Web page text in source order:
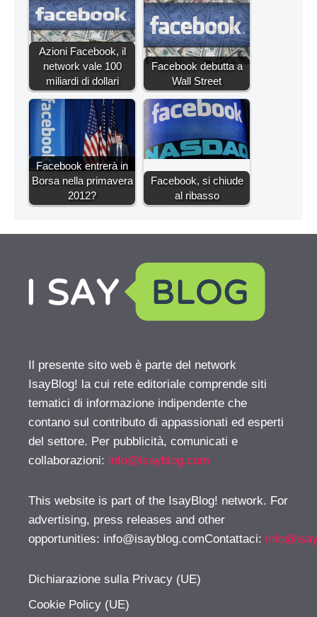
Azioni Facebook, il
network vale 100
miliardi di dollari
Facebook debutta a
Wall Street
Facebook entrerà in
Borsa nella primavera
2012?
Facebook, si chiude
al ribasso
Il presente sito web è parte del network
IsayBlog! la cui rete editoriale comprende siti
tematici di informazione indipendente che
contano sul contributo di appassionati ed esperti
del settore. Per pubblicità, comunicati e
collaborazioni: info@isayblog.com
This website is part of the IsayBlog! network. For
advertising, press releases and other
opportunities: info@isayblog.comContattaci:
Dichiarazione sulla Privacy (UE)
Cookie Policy (UE)